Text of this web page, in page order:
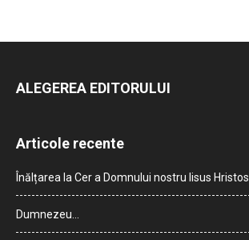
ALEGEREA EDITORULUI
Articole recente
Înălțarea la Cer a Domnului nostru Iisus Hristos
Dumnezeu…